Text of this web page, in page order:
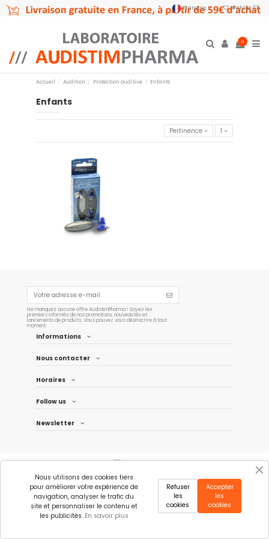
Français Wishlist (0)
0
Accueil Audition Protection auditive Enfants
Enfants
Pertinence 1
Protection auditive piscine
enfant
14,95 €
Ajouter au panier
Ne manquez aucune offre AudistimPharma ! Soyez les
premiers informés de nos promotions, nouveautés et
lancements de produits. Vous pouvez vous désinscrire à tout
moment.
Informations
Nous contacter
Horaires
Follow us
Newsletter
Nous utilisons des cookies tiers
pour améliorer votre expérience de
navigation, analyser le trafic du
site et personnaliser le contenu et
les publicités. En savoir plus
Accepter
les
cookies
Refuser
les
cookies